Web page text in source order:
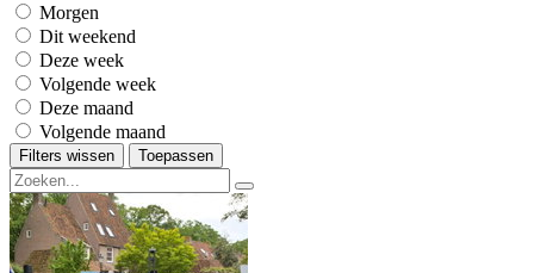
Morgen
Dit weekend
Deze week
Volgende week
Deze maand
Volgende maand
Filters wissen Toepassen